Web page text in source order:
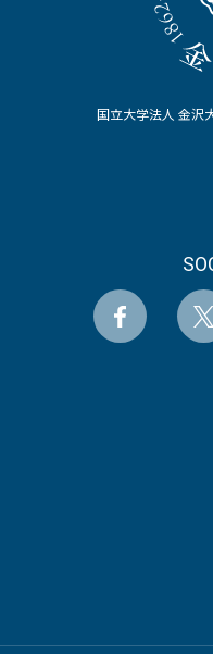
国立大学法人 金